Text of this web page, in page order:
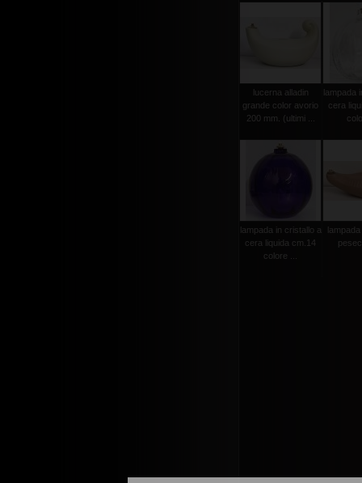
lucerna alladin
grande color avorio
200 mm. (ultimi ...
lampada
cera
lampada in cristallo a
cera liquida cm.14
colore ...